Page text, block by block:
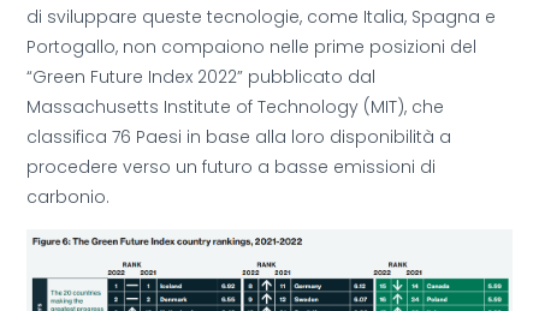
di sviluppare queste tecnologie, come Italia, Spagna e
Portogallo, non compaiono nelle prime posizioni del
“Green Future Index 2022” pubblicato dal
Massachusetts Institute of Technology (MIT), che
classifica 76 Paesi in base alla loro disponibilità a
procedere verso un futuro a basse emissioni di
carbonio.